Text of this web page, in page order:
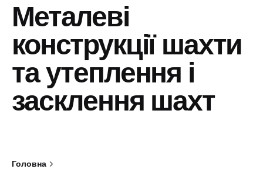
Металеві
конструкції шахти
та утеплення і
засклення шахт
Головна